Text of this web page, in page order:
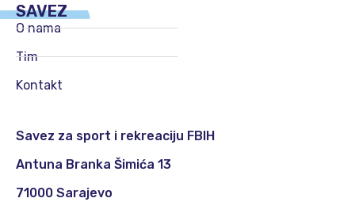
SAVEZ
O nama
Tim
Kontakt
Savez za sport i rekreaciju FBIH
Antuna Branka Šimića 13
71000 Sarajevo